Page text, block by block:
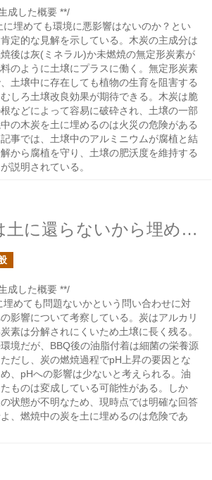
成した概要 **/
に埋めても環境に悪影響はないのか？とい
定的な見解を示している。木炭の主成分は
後は灰(ミネラル)か未燃焼の無定形炭素が
のように土壌にプラスに働く。無定形炭素
土壌中に存在しても植物の生育を阻害する
しろ土壌改良効果が期待できる。木炭は脆
などによって容易に破砕され、土壌の一部
の木炭を土に埋めるのは火災の危険がある
事では、土壌中のアルミニウムが腐植と結
から腐植を守り、土壌の肥沃度を維持する
説明されている。
BBQ後の炭は土に還らないから埋めてはいけないについて
成した概要 **/
埋めても問題ないかという問い合わせに対
影響について考察している。炭はアルカリ
素は分解されにくいため土壌に長く残る。
境だが、BBQ後の油脂付着は細菌の栄養源
だし、炭の燃焼過程でpH上昇の要因とな
、pHへの影響は少ないと考えられる。油
ものは変成している可能性がある。しか
状態が不明なため、現時点では明確な回答
、燃焼中の炭を土に埋めるのは危険であ